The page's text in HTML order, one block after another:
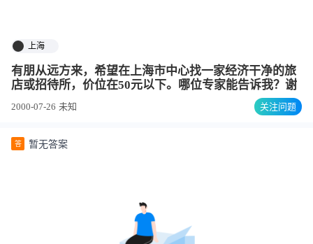
上海
有朋从远方来，希望在上海市中心找一家经济干净的旅
店或招待所，价位在50元以下。哪位专家能告诉我？谢
2000-07-26 未知 关注问题
答 暂无答案